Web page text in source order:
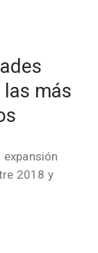
más
2018 y